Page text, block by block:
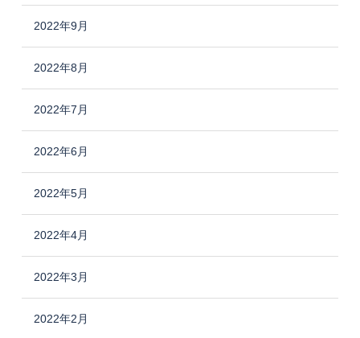
2022年9月
2022年8月
2022年7月
2022年6月
2022年5月
2022年4月
2022年3月
2022年2月